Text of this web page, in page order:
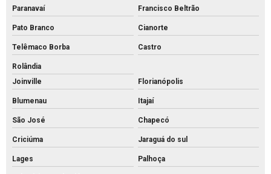
Preço bloco de concreto para calçada
Preço bloco de concreto estrutural
Preço bloco de concreto para muro
Preço bloco de concreto
Preço de bloco intertravado de concreto
Preço do piso intertravado
Preço de piso intertravado de concreto
Pvs artefatos de concreto
Pvs concreto preço
Paranavaí Francisco Beltrão
Pato Branco Cianorte
Telêmaco Borba Castro
Rolândia
Joinville
Florianópolis
Blumenau Itajaí
São José Chapecó
Criciúma Jaraguá do sul
Lages Palhoça